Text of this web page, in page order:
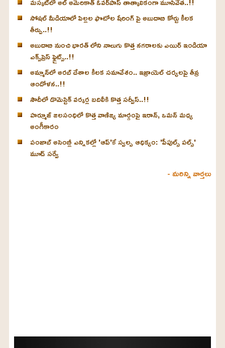
సోషల్ మీడియాలో పిల్లల ఫొటోల షేరింగ్ పై అబుదాబి కోర్టు కీలక
తీర్పు..!!
అబుదాబి నుంచి భారత్ లోని నాలుగు కొత్త నగరాలకు ఎయిర్ ఇండియా
ఎక్స్‌ప్రెస్ ఫ్లైట్స్..!!
అమ్మాన్‌లో అరబ్ దేశాల కీలక సమావేశం.. ఇజ్రాయెల్ చర్యలపై తీవ్ర
ఆందోళన..!!
సౌదీలో డొమెస్టిక్ వర్కర్ల బదిలీకి కొత్త సర్వీస్..!!
హర్మూజ్ జలసంధిలో కొత్త వాణిజ్య మార్గంపై ఇరాన్, ఒమన్ మధ్య
అంగీకారం
పంజాబ్ అసెంబ్లీ ఎన్నికల్లో 'ఆప్'కే స్వల్ప ఆధిక్యం: 'పీపుల్స్ పల్స్'
మూడ్ సర్వే
- మరిన్ని వార్తలు